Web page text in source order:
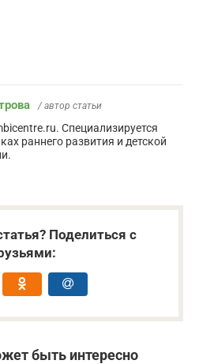
/ автор статьи
Специализируется
раннего развития и детской
Поделиться с
быть интересно